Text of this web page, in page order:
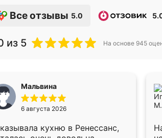
Все отзывы 5.0
из 5 На основе 945
Мальвина
6 августа 2026
кухню в Ренессанс,